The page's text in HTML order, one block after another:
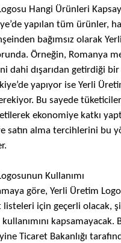
Hangi Ürünleri
yapılan tüm ürünler,
bağımsız olarak
Örneğin, Romanya
dahi dışarıdan getirdiği
yapıyor ise Yerli
Bu sayede
ekonomiye katkı
satın alma tercihlerini bu
Kullanımı
göre, Yerli Üretim
için geçerli olacak,
kapsamayacak.
Ticaret Bakanlığı